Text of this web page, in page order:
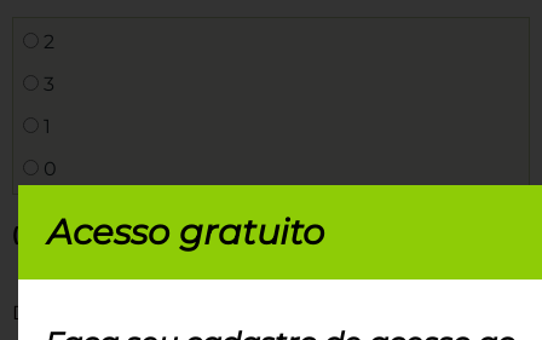
2
3
1
0
(UNITAU SP / 2016)
Dadas as matrizes
Acesso gratuito